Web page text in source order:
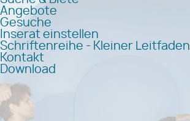
Angebote
Gesuche
Inserat einstellen
Schriftenreihe - Kleiner Leitfaden
Kontakt
Download